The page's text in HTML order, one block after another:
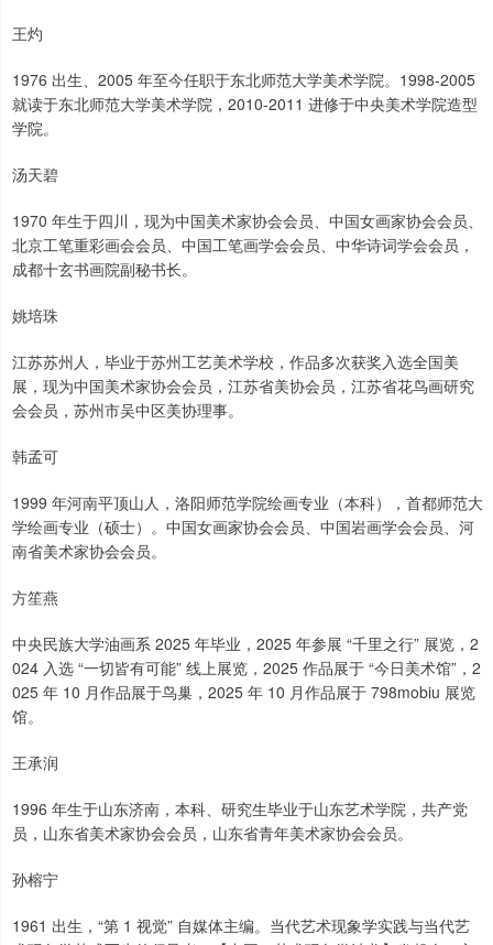
王灼
1976 出生、2005 年至今任职于东北师范大学美术学院。1998-2005
就读于东北师范大学美术学院，2010-2011 进修于中央美术学院造型
学院。
汤天碧
1970 年生于四川，现为中国美术家协会会员、中国女画家协会会员、
北京工笔重彩画会会员、中国工笔画学会会员、中华诗词学会会员，
成都十玄书画院副秘书长。
姚培珠
江苏苏州人，毕业于苏州工艺美术学校，作品多次获奖入选全国美
展，现为中国美术家协会会员，江苏省美协会员，江苏省花鸟画研究
会会员，苏州市吴中区美协理事。
韩孟可
1999 年河南平顶山人，洛阳师范学院绘画专业（本科），首都师范大
学绘画专业（硕士）。中国女画家协会会员、中国岩画学会会员、河
南省美术家协会会员。
方笙燕
中央民族大学油画系 2025 年毕业，2025 年参展 “千里之行” 展览，2
024 入选 “一切皆有可能” 线上展览，2025 作品展于 “今日美术馆”，2
025 年 10 月作品展于鸟巢，2025 年 10 月作品展于 798mobiu 展览
馆。
王承润
1996 年生于山东济南，本科、研究生毕业于山东艺术学院，共产党
员，山东省美术家协会会员，山东省青年美术家协会会员。
孙榕宁
1961 出生，“第 1 视觉” 自媒体主编。当代艺术现象学实践与当代艺